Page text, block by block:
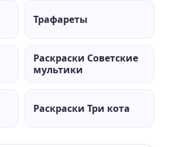
Трафареты
Раскраски Советские
мультики
Раскраски Три кота